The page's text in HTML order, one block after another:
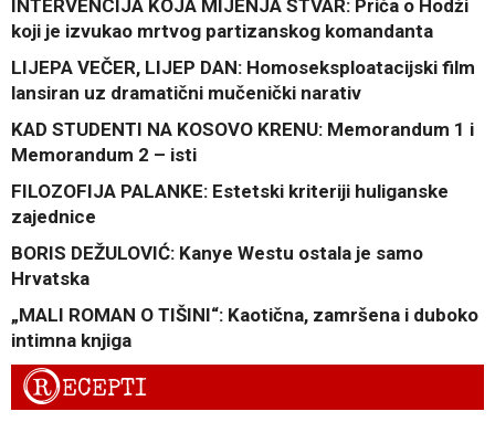
INTERVENCIJA KOJA MIJENJA STVAR: Priča o Hodži
koji je izvukao mrtvog partizanskog komandanta
LIJEPA VEČER, LIJEP DAN: Homoseksploatacijski film
lansiran uz dramatični mučenički narativ
KAD STUDENTI NA KOSOVO KRENU: Memorandum 1 i
Memorandum 2 – isti
FILOZOFIJA PALANKE: Estetski kriteriji huliganske
zajednice
BORIS DEŽULOVIĆ: Kanye Westu ostala je samo
Hrvatska
„MALI ROMAN O TIŠINI“: Kaotična, zamršena i duboko
intimna knjiga
RECEPTI